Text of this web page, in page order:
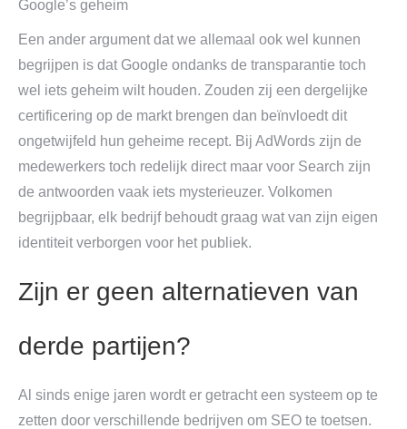
Google’s geheim
Een ander argument dat we allemaal ook wel kunnen
begrijpen is dat Google ondanks de transparantie toch
wel iets geheim wilt houden. Zouden zij een dergelijke
certificering op de markt brengen dan beïnvloedt dit
ongetwijfeld hun geheime recept. Bij AdWords zijn de
medewerkers toch redelijk direct maar voor Search zijn
de antwoorden vaak iets mysterieuzer. Volkomen
begrijpbaar, elk bedrijf behoudt graag wat van zijn eigen
identiteit verborgen voor het publiek.
Zijn er geen alternatieven van
derde partijen?
Al sinds enige jaren wordt er getracht een systeem op te
zetten door verschillende bedrijven om SEO te toetsen.